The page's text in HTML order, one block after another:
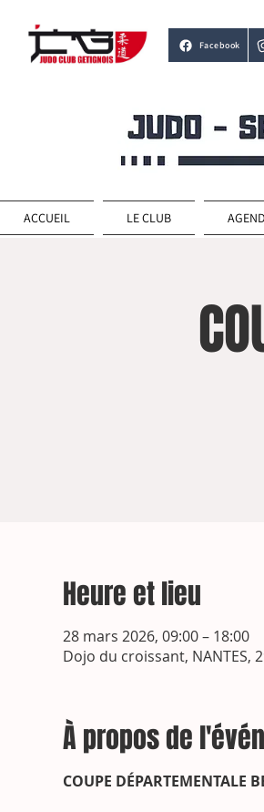
Facebook
ACCUEIL LE CLUB
Heure et lieu
28 mars 2026, 09:00 – 18:00
Dojo du croissant, NANTES,
À propos de
COUPE DÉPARTEMENTALE